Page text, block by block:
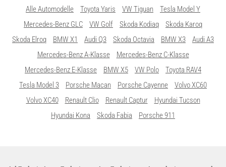
Alle Automodelle Toyota Yaris VW Tiguan
Tesla Model Y
Mercedes-Benz GLC
VW Golf Skoda Kodiaq
Skoda Karoq
Skoda Elroq
BMW X1 Audi Q3 Skoda Octavia BMW X3
Audi A3
Mercedes-Benz A-Klasse
Mercedes-Benz C-Klasse
Mercedes-Benz E-Klasse
BMW X5 VW Polo
Toyota RAV4
Tesla Model 3
Porsche Macan Porsche Cayenne
Volvo XC60
Volvo XC40
Renault Clio Renault Captur
Hyundai Tucson
Hyundai Kona
Skoda Fabia Porsche 911